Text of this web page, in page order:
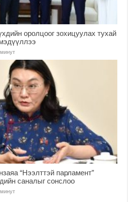
оролцоог зохицуулах тухай
“Нээлттэй парламент”
саналыг сонслоо